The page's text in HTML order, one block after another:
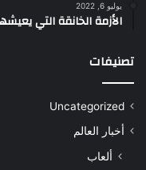
يوليو 6, 2022
الأزمة الخانقة التي
تصنيفات
Uncategorized
أخبار العالم
ألعاب